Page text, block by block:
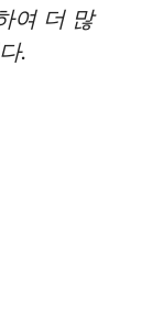
여 더 많
.